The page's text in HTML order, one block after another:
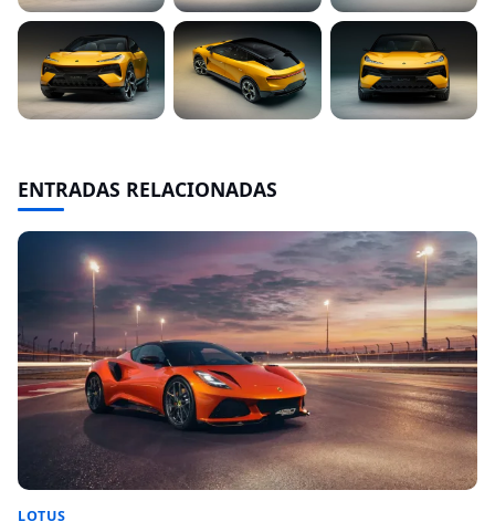
ENTRADAS RELACIONADAS
LOTUS